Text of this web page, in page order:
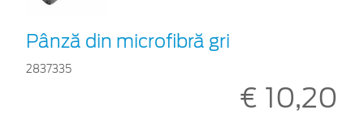
Pânză din microfibră gri
2837335
€ 10,20